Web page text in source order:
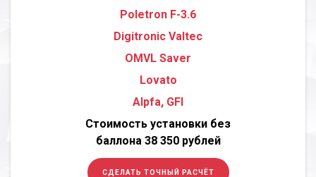
Poletron F-3.6
Digitronic Valtec
OMVL Saver
Lovato
Alpfa, GFI
Стоимость установки без
баллона 38 350 рублей
СДЕЛАТЬ ТОЧНЫЙ РАСЧЁТ